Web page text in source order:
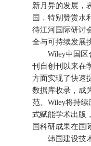
新月异的发展，
国，特别赞赏水
待江河国际研讨
全与可持续发展
Wiley中国
刊自创刊以来在
方面实现了快速
数据库收录，成
范。Wiley将持
式赋能学术出版
国科研成果在国
韩国建设技